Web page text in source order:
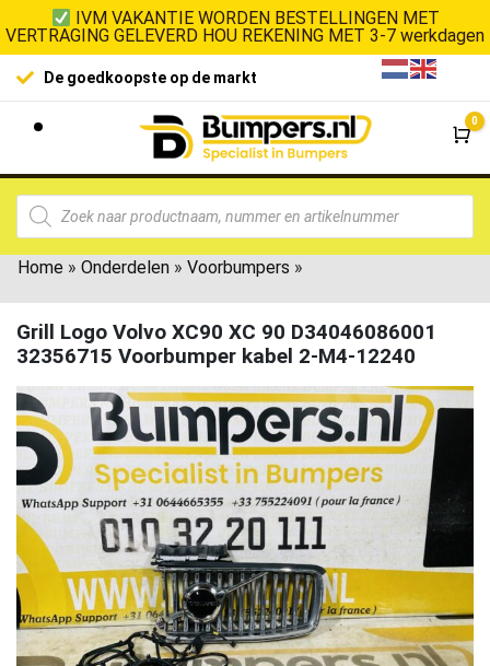
IVM VAKANTIE WORDEN BESTELLINGEN MET
VERTRAGING GELEVERD HOU REKENING MET 3-7 werkdagen
De goedkoopste op de markt
0
Home » Onderdelen » Voorbumpers »
Grill Logo Volvo XC90 XC 90 D34046086001
32356715 Voorbumper kabel 2-M4-12240